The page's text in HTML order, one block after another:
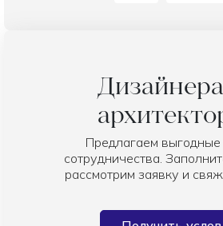
Предлагаем выгодные
сотрудничества.
рассмотрим заявку и